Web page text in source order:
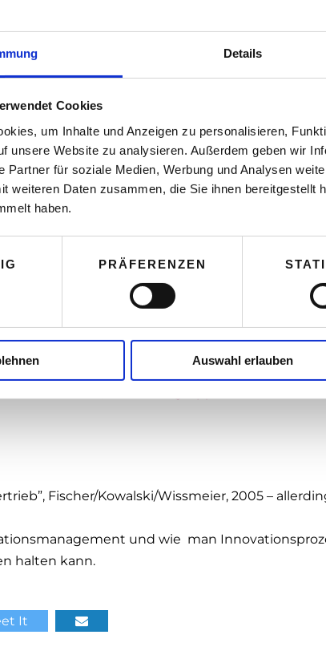
Details
Cookies
um Inhalte und Anzeigen zu personalisieren,
unsere Website zu analysieren. Außerdem geben wir
Partner für soziale Medien, Werbung und Analysen
weiteren Daten zusammen, die Sie ihnen bereitgestellt
haben.
PRÄFERENZEN
Auswahl erlauben
ich Produkte und Leistungen gezielt weiter »
Modell zur ressourcenschonenden
– wo stehe ich »
Markt, meine Zielgruppen »
ich mein Unternehmen auf Kurs »
– meine Unternehmensidentität! »
»
Markt, meine Zielgruppen
Fischer/Kowalski/Wissmeier, 2005 –
und wie man
halten kann.
It